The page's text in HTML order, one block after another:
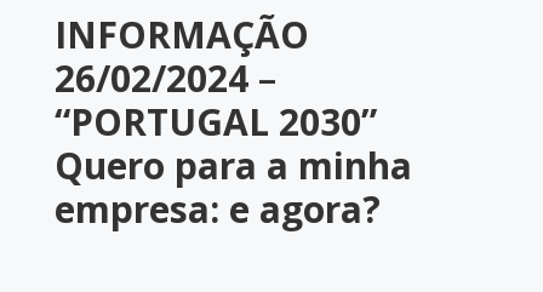
INFORMAÇÃO
26/02/2024–
“PORTUGAL 2030”
Quero para a minha
empresa: e agora?